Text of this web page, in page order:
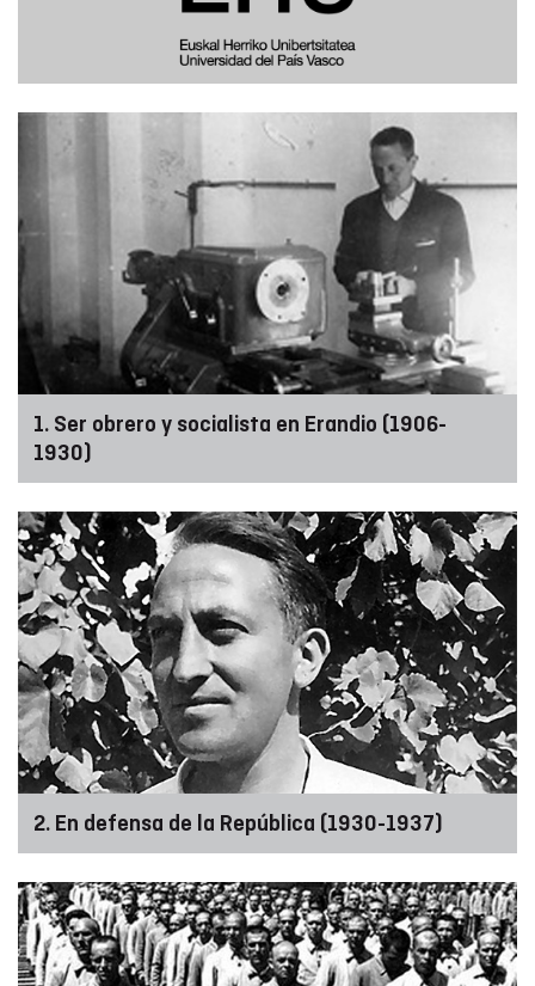
1. Ser obrero y socialista en Erandio (1906-
1930)
2. En defensa de la República (1930-1937)